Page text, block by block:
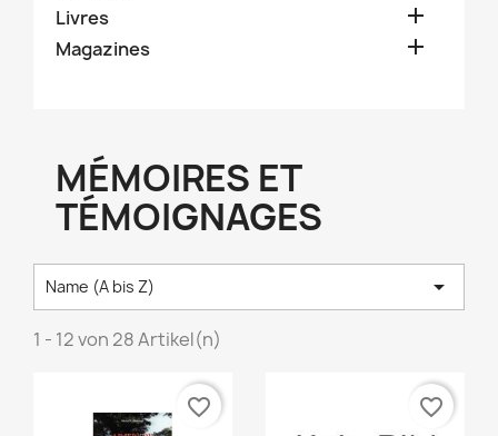
Livres 
Magazines 
MÉMOIRES ET
TÉMOIGNAGES
Name (A bis Z) 
1 - 12 von 28 Artikel(n)
favorite_border favorite_border